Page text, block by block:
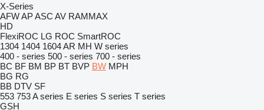
X-Series
AFWAPASC AV RAMMAX
HD
FlexiROC LG ROC SmartROC
1304 1404 1604AR MH W series
400 - series 500 - series 700 - series
BC BF BM BP BT BVP BW MPH
BG RG
BB DTV SF
553 753A series E series S series T series
GSH